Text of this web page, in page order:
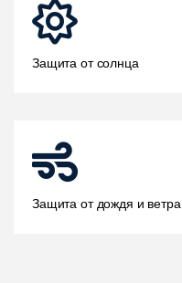
Защита от солнца
Защита от дождя и ветра